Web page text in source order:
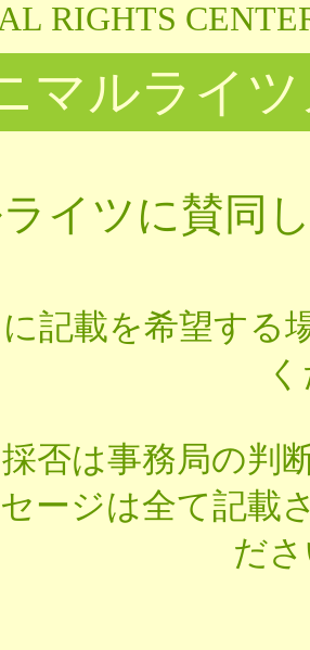
RIGHTS
マルライ
イツに賛同
記載を希望する
採否は事務局の判
ージは全て記載
だ